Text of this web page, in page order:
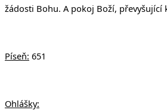
žádosti Bohu. A pokoj Boží, převyšující
Píseň: 651
Ohlášky: